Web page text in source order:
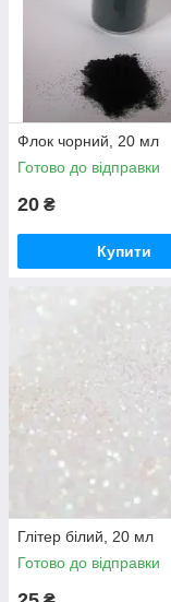
Флок чорний, 20 мл
Готово до відправки
20 ₴
Купити
Глітер білий, 20 мл
Готово до відправки